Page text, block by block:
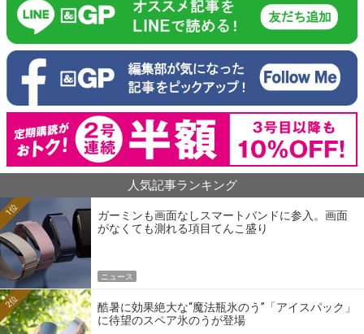
人気記事ランキング
ガーミンも画面なしスマートバンドに参入。画面
がなくても測れる項目てんこ盛り
1位
ニュース
酷暑に効果絶大な“魔法瓶氷のう”「アイスパック」
に待望のスペア氷のうが登場
2位